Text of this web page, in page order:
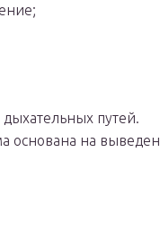
путей.
основана на